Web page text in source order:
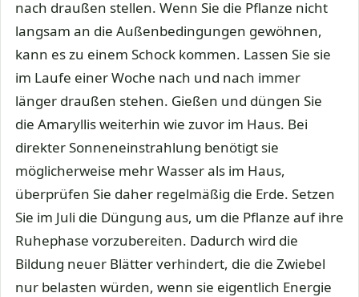
nach draußen stellen. Wenn Sie die Pflanze nicht
langsam an die Außenbedingungen gewöhnen,
kann es zu einem Schock kommen. Lassen Sie sie
im Laufe einer Woche nach und nach immer
länger draußen stehen. Gießen und düngen Sie
die Amaryllis weiterhin wie zuvor im Haus. Bei
direkter Sonneneinstrahlung benötigt sie
möglicherweise mehr Wasser als im Haus,
überprüfen Sie daher regelmäßig die Erde. Setzen
Sie im Juli die Düngung aus, um die Pflanze auf ihre
Ruhephase vorzubereiten. Dadurch wird die
Bildung neuer Blätter verhindert, die die Zwiebel
nur belasten würden, wenn sie eigentlich Energie